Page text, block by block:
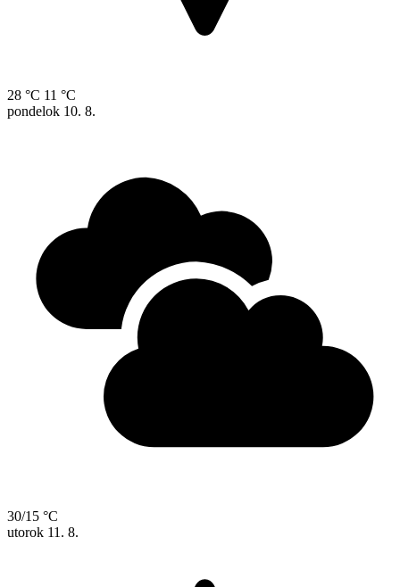
28 °C 11 °C
pondelok 10. 8.
30/15 °C
utorok 11. 8.